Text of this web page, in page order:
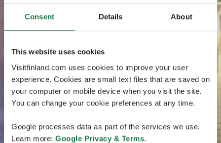
Consent Details About
This website uses cookies
Visitfinland.com uses cookies to improve your user
experience. Cookies are small text files that are saved on
your computer or mobile device when you visit the site.
You can change your cookie preferences at any time.
Google processes data as part of the services we use.
Learn more: Google Privacy & Terms.